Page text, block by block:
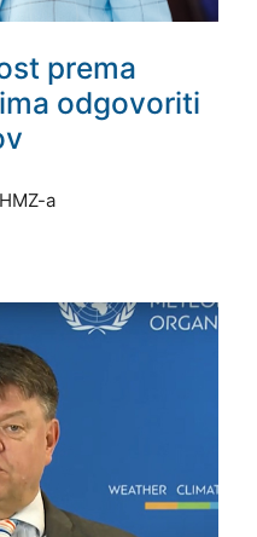
prema
odgovoriti
a